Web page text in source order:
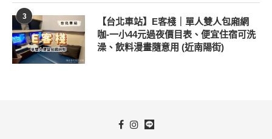
3
【台北車站】E客棧｜單人雙人包廂網
咖-一小44元過夜價目表、便宜住宿可洗
澡、飲料漫畫隨意用 (近南陽街)